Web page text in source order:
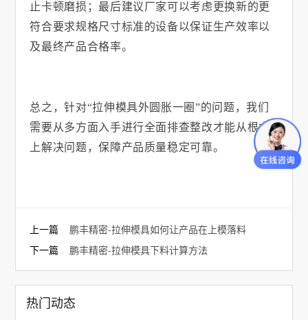
止卡顿磨损；最后建议厂家可以考虑更换新的更
符合要求规格尺寸标准的设备以保证生产效率以
及最终产品合格率。
总之，针对“拉伸模具外圆胀一圈”的问题，我们
需要从多方面入手进行全面排查整改才能从根本
上解决问题，保障产品质量稳定可靠。
上一篇鹏丰精密-拉伸模具如何让产品在上模落料
下一篇鹏丰精密-拉伸模具下料计算方法
热门动态